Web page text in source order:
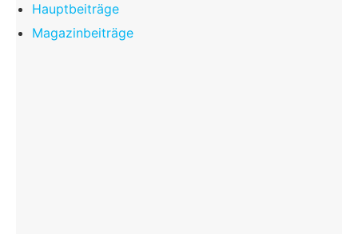
Hauptbeiträge
Magazinbeiträge